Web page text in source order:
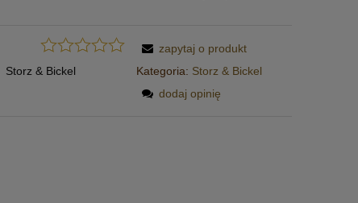
Storz & Bickel
zapytaj o produkt
Kategoria: Storz & Bickel
dodaj opinię